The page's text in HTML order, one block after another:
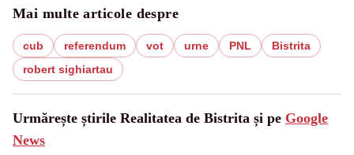
Mai multe articole despre
cub referendum vot urne PNL
Bistrita
robert sighiartau
Urmărește știrile Realitatea de Bistrita și pe Google
News